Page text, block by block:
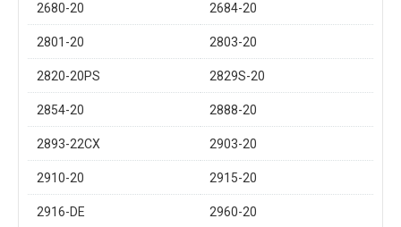
2680-20 2684-20
2801-20 2803-20
2820-20PS 2829S-20
2854-20 2888-20
2893-22CX 2903-20
2910-20 2915-20
2916-DE 2960-20